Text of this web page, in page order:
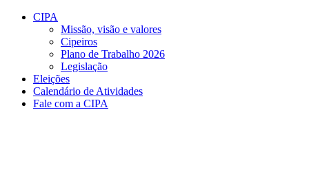
Conteúdo principal
CIPA
Missão, visão e valores
Cipeiros
Plano de Trabalho 2026
Legislação
Eleições
Calendário de Atividades
Fale com a CIPA